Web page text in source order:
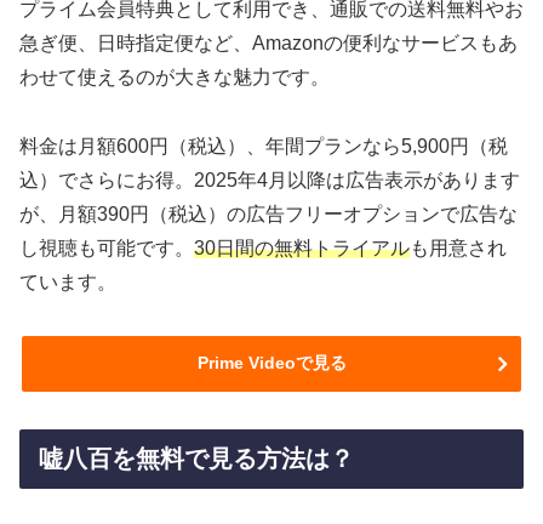
プライム会員特典として利用でき、通販での送料無料やお
急ぎ便、日時指定便など、Amazonの便利なサービスもあ
わせて使えるのが大きな魅力です。
料金は月額600円（税込）、年間プランなら5,900円（税
込）でさらにお得。2025年4月以降は広告表示があります
が、月額390円（税込）の広告フリーオプションで広告な
し視聴も可能です。 30日間の無料トライアルも用意され
ています。
Prime Videoで見る
嘘八百を無料で見る方法は？